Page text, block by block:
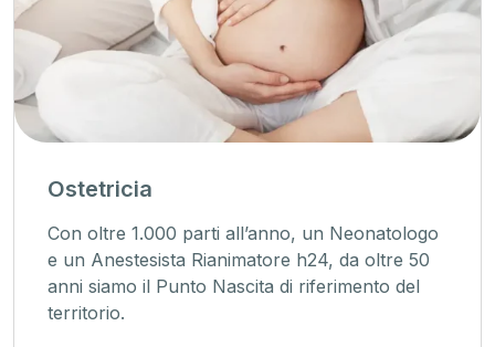
Ostetricia
Con oltre 1.000 parti all’anno, un Neonatologo
e un Anestesista Rianimatore h24, da oltre 50
anni siamo il Punto Nascita di riferimento del
territorio.